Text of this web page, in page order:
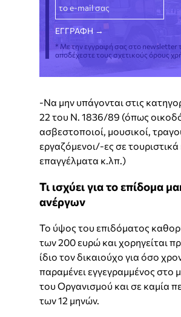
* Με την εγγραφή σας στο newsletter
αποδέχεστε τους σχετικούς όρους
-Να μην υπάγονται στις
22 του Ν. 1836/89 (όπως
ασβεστοποιοί, μουσικοί,
εργαζόμενοι/-ες σε τουριστικά
επαγγέλματα κ.λπ.)
Τι ισχύει για το επίδομα
ανέργων
Το ύψος του επιδόματος
των 200 ευρώ και χορηγείται
ίδιο τον δικαιούχο για όσο
παραμένει εγγεγραμμένος στο
του Οργανισμού και σε καμία
των 12 μηνών.